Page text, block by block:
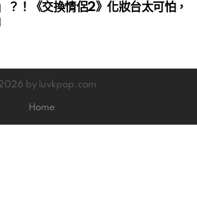
？！《交換情侶2》化妝台太可怕，
by luvkpop.com
Home